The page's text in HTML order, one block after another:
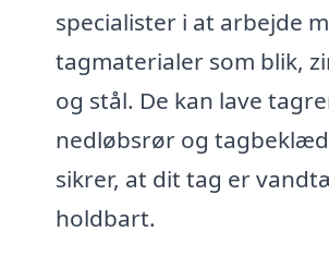
specialister i at arbejde
tagmaterialer som blik,
og stål. De kan lave
nedløbsrør og
sikrer, at dit tag er
holdbart.